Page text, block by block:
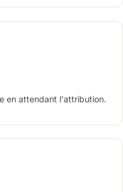
en attendant l'attribution.